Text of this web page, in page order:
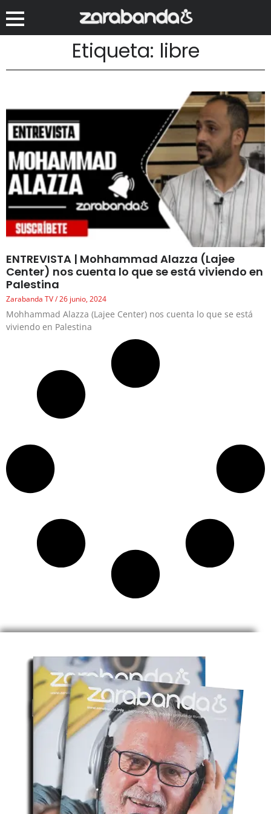
Etiqueta: libre
ENTREVISTA | Mohhammad Alazza (Lajee
Center) nos cuenta lo que se está viviendo en
Palestina
Zarabanda TV 26 junio, 2024
Mohhammad Alazza (Lajee Center) nos cuenta lo que se está
viviendo en Palestina